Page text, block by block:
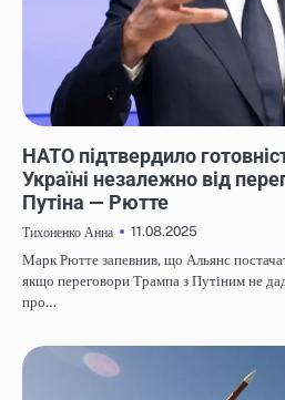
НАТО підтвердило
Україні незалежно від
Путіна — Рютте
Тихоненко Анна
11.08.2025
Марк Рютте запевнив, що Альянс
якщо переговори Трампа з Путіним не
про…